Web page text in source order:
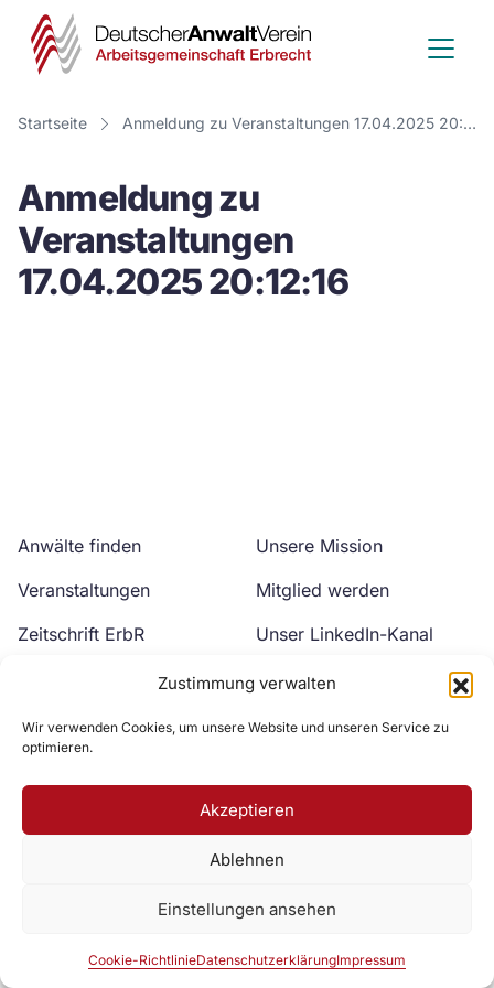
Zustimmung verwalten
Wir verwenden Cookies, um unsere Website und unseren Service zu
optimieren.
Akzeptieren
Ablehnen
Einstellungen ansehen
Cookie-RichtlinieDatenschutzerklärungImpressum
Deutscher
Anwalt
Verein
Startseite Anmeldung zu Veranstaltungen 17.04.2025 20:12:16
Anmeldung zu
Veranstaltungen
17.04.2025 20:12:16
Anwälte finden
Veranstaltungen
Zeitschrift ErbR
Unsere Mission
Mitglied werden
Unser LinkedIn-Kanal
Unser YouTube-Kanal
Zur DAV Webseite